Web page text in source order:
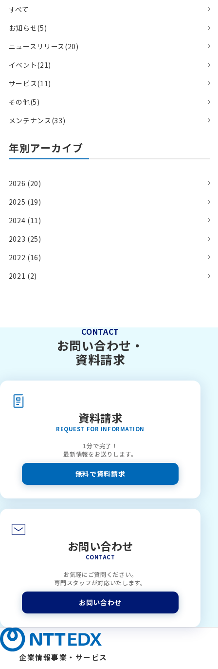
すべて
お知らせ(5)
ニュースリリース(20)
イベント(21)
サービス(11)
その他(5)
メンテナンス(33)
年別アーカイブ
2026 (20)
2025 (19)
2024 (11)
2023 (25)
2022 (16)
2021 (2)
CONTACT
お問い合わせ・
資料請求
資料請求
REQUEST FOR INFORMATION
1分で完了！
最新情報をお送りします。
無料で資料請求
お問い合わせ
CONTACT
お気軽にご質問ください。
専門スタッフが対応いたします。
お問い合わせ
企業情報事業・サービス